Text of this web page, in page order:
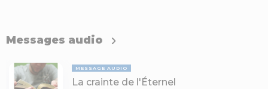
Messages audio
MESSAGE AUDIO
La crainte de l'Éternel